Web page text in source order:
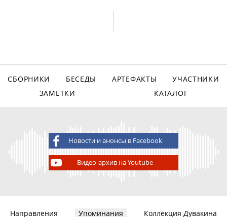
СБОРНИКИ БЕСЕДЫ АРТЕФАКТЫ
УЧАСТНИКИ
ЗАМЕТКИ
КАТАЛОГ
Новости и анонсы в Facebook
Видео-архив на Youtube
Направления Упоминания Коллекция Дувакина